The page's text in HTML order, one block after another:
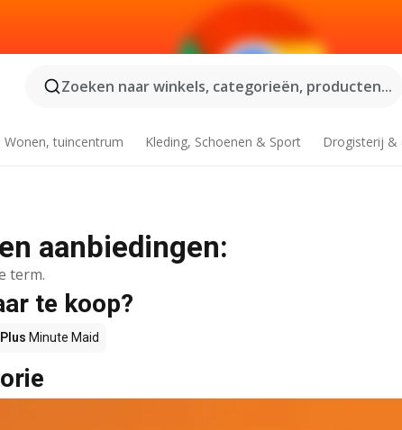
Zoeken naar winkels, categorieën, producten...
Wonen, tuincentrum Kleding, Schoenen & Sport Drogisterij &
aanbiedingen:
term.
te koop?
Plus Minute Maid